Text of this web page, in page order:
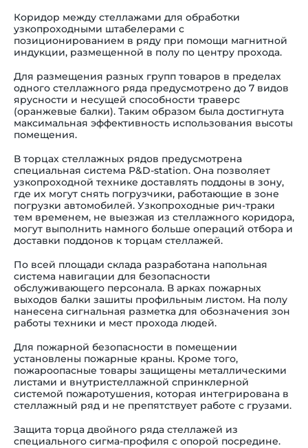
Коридор между стеллажами для обработки
узкопроходными штабелерами с
позиционированием в ряду при помощи магнитной
индукции, размещенной в полу по центру прохода.
Для размещения разных групп товаров в пределах
одного стеллажного ряда предусмотрено до 7 видов
ярусности и несущей способности траверс
(оранжевые балки). Таким образом была достигнута
максимальная эффективность использования высоты
помещения.
В торцах стеллажных рядов предусмотрена
специальная система P&D-station. Она позволяет
узкопроходной технике доставлять поддоны в зону,
где их могут снять погрузчики, работающие в зоне
погрузки автомобилей. Узкопроходные рич-траки
тем временем, не выезжая из стеллажного коридора,
могут выполнить намного больше операций отбора и
доставки поддонов к торцам стеллажей.
По всей площади склада разработана напольная
система навигации для безопасности
обслуживающего персонала. В арках пожарных
выходов балки зашиты профильным листом. На полу
нанесена сигнальная разметка для обозначения зон
работы техники и мест прохода людей.
Для пожарной безопасности в помещении
установлены пожарные краны. Кроме того,
пожароопасные товары защищены металлическими
листами и внутристеллажной спринклерной
системой пожаротушения, которая интегрирована в
стеллажный ряд и не препятствует работе с грузами.
Защита торца двойного ряда стеллажей из
специального сигма-профиля с опорой посредине.